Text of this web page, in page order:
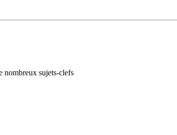
nombreux sujets-clefs